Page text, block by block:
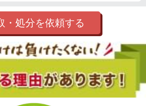
・処分を依頼する